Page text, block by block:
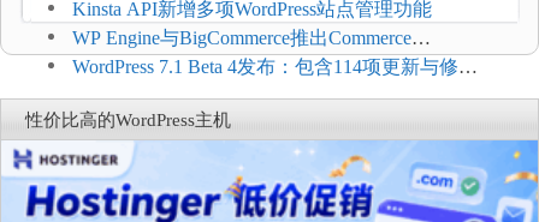
方便
Kinsta API新增多项WordPress站点管理功能
WP Engine与BigCommerce推出Commerce
Connect：WordPress商店可保留前台体验并扩展电
商能力
WordPress 7.1 Beta 4发布：包含114项更新与修
复，仅建议在测试环境体验
性价比高的WordPress主机